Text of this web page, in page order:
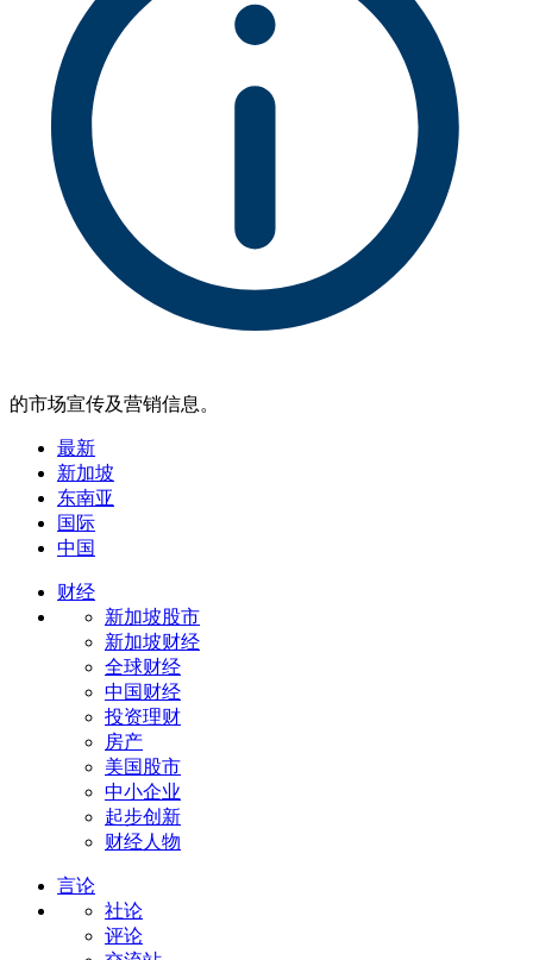
的市场宣传及营销信息。
最新
新加坡
东南亚
国际
中国
财经
新加坡股市
新加坡财经
全球财经
中国财经
投资理财
房产
美国股市
中小企业
起步创新
财经人物
言论
社论
评论